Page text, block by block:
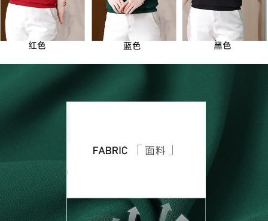
請求用戶進行身份認證。
５．嚴禁一人註冊多個帳號或使用他人資訊註冊。若發現惡意使用之情形，
恩沛科技股份有限公司將有權停止該用戶之使用額度並採取法律行動。
每筆NT$90，滿NT$699(含以上)免運費
國家/地區配送 查看運費